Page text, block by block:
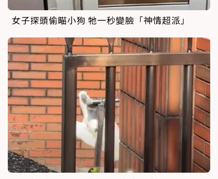
女子探頭偷瞄小狗 牠一秒變臉「神情超派」